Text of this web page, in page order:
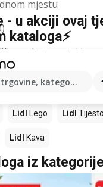
mjestu
kategorije,
- u akciji ovaj
kataloga⚡
rezultate za taj izraz.
u
Lidl Pizza Lidl
Lidl Lego Lidl
Lidl Kava
iz kategorije